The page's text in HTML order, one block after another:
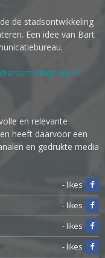
de stadsontwikkeling
Een idee van Bart
en relevante
heeft daarvoor een
en gedrukte media
- likes
- likes
- likes
- likes